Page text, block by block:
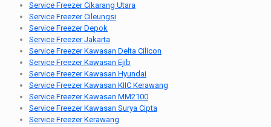
Service Freezer Cikarang Utara
Service Freezer Cileungsi
Service Freezer Depok
Service Freezer Jakarta
Service Freezer Kawasan Delta Cilicon
Service Freezer Kawasan Ejib
Service Freezer Kawasan Hyundai
Service Freezer Kawasan KIIC Kerawang
Service Freezer Kawasan MM2100
Service Freezer Kawasan Surya Cipta
Service Freezer Kerawang